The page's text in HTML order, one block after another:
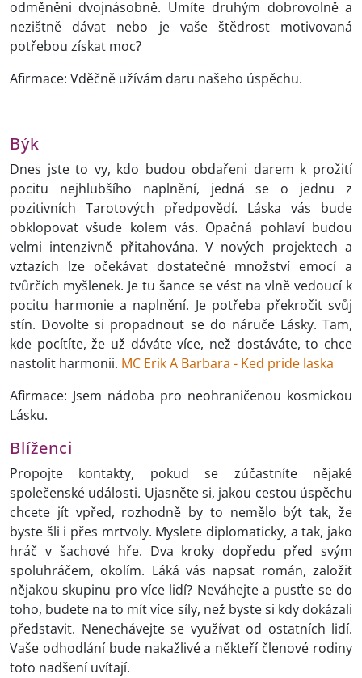
odměněni dvojnásobně. Umíte druhým dobrovolně a
nezištně dávat nebo je vaše štědrost motivovaná
potřebou získat moc?
Afirmace: Vděčně užívám daru našeho úspěchu.
Býk
Dnes jste to vy, kdo budou obdařeni darem k prožití
pocitu nejhlubšího naplnění, jedná se o jednu z
pozitivních Tarotových předpovědí. Láska vás bude
obklopovat všude kolem vás. Opačná pohlaví budou
velmi intenzivně přitahována. V nových projektech a
vztazích lze očekávat dostatečné množství emocí a
tvůrčích myšlenek. Je tu šance se vést na vlně vedoucí k
pocitu harmonie a naplnění. Je potřeba překročit svůj
stín. Dovolte si propadnout se do náruče Lásky. Tam,
kde pocítíte, že už dáváte více, než dostáváte, to chce
nastolit harmonii. MC Erik A Barbara - Ked pride laska
Afirmace: Jsem nádoba pro neohraničenou kosmickou
Lásku.
Blíženci
Propojte kontakty, pokud se zúčastníte nějaké
společenské události. Ujasněte si, jakou cestou úspěchu
chcete jít vpřed, rozhodně by to nemělo být tak, že
byste šli i přes mrtvoly. Myslete diplomaticky, a tak, jako
hráč v šachové hře. Dva kroky dopředu před svým
spoluhráčem, okolím. Láká vás napsat román, založit
nějakou skupinu pro více lidí? Neváhejte a pusťte se do
toho, budete na to mít více síly, než byste si kdy dokázali
představit. Nenechávejte se využívat od ostatních lidí.
Vaše odhodlání bude nakažlivé a někteří členové rodiny
toto nadšení uvítají.